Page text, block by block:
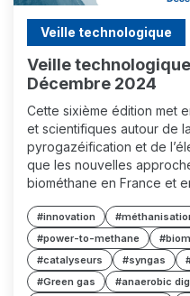
Veille technologique
Veille
Décembre 2024
Cette sixième édition met
et scientifiques autour de
pyrogazéification et de
que les nouvelles
biométhane en France et
#innovation
#power-to-methane
#catalyseurs
#syngas
#Green gas
#anaerobic